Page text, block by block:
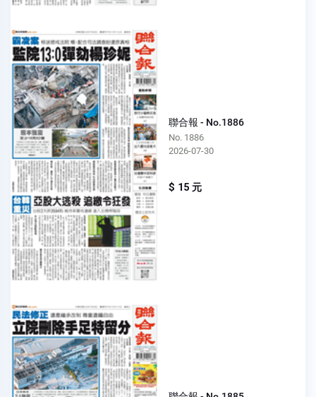
聯合報 - No.1886
No. 1886
2026-07-30
$ 15 元